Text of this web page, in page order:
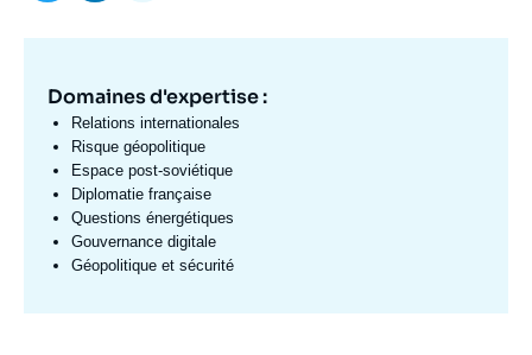
Domaine
d'expertises
Fr
Domaines d'expertise :
Relations internationales
Risque géopolitique
Espace post-soviétique
Diplomatie française
Questions énergétiques
Gouvernance digitale
Géopolitique et sécurité